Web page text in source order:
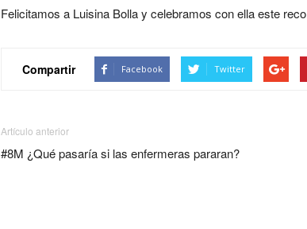
Felicitamos a Luisina Bolla y celebramos con ella este
Compartir Facebook Twitter
Artículo anterior
#8M ¿Qué pasaría si las enfermeras pararan?